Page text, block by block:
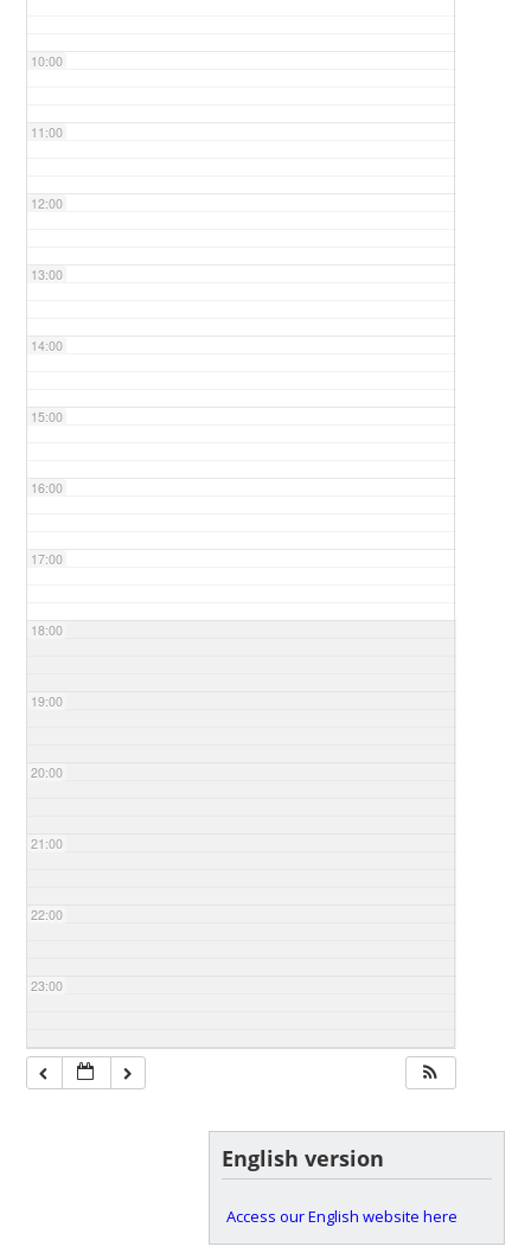
10:00
11:00
12:00
13:00
14:00
15:00
16:00
17:00
18:00
19:00
20:00
21:00
22:00
23:00
English version
Access our English website here